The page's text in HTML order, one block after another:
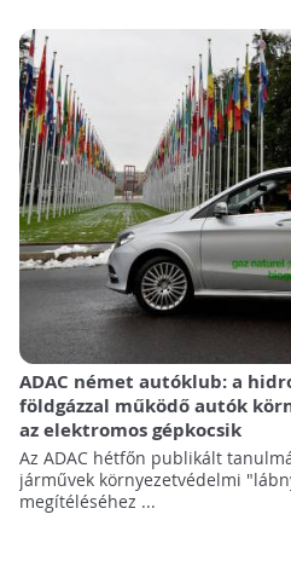
ADAC német autóklub: a
földgázzal működő autók
az elektromos gépkocsik
Az ADAC hétfőn publikált
járművek környezetvédelmi
megítéléséhez ...